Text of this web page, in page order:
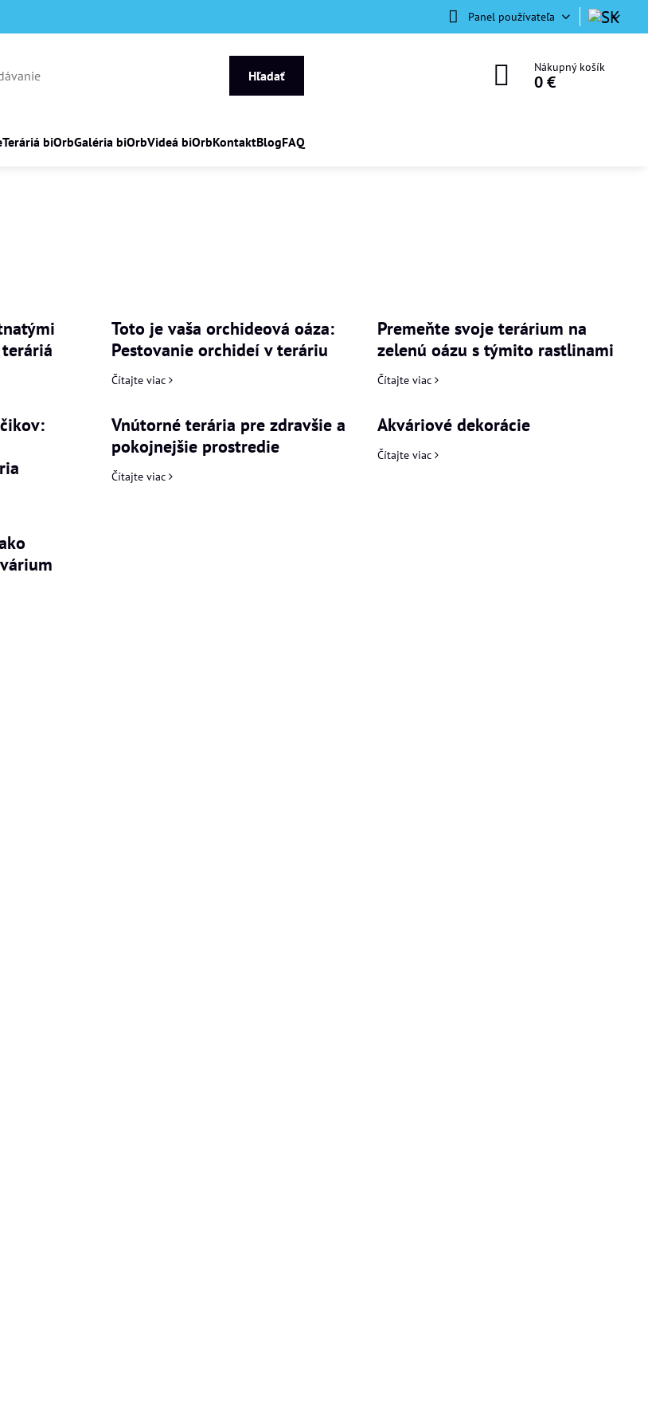
Panel používateľa
Hľadať
Nákupný košík
0 €
Teráriá biOrbGaléria biOrbVideá biOrbKontaktBlogFAQ
Toto je vaša orchideová oáza:
Pestovanie orchideí v teráriu
Čítajte viac
Premeňte svoje terárium na
zelenú oázu s týmito rastlinami
Čítajte viac
Vnútorné terária pre zdravšie a
pokojnejšie prostredie
Čítajte viac
Akváriové dekorácie
Čítajte viac